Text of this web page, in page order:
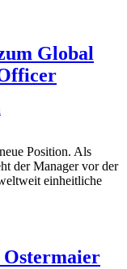
Global
Position. Als
der Manager vor der
einheitliche